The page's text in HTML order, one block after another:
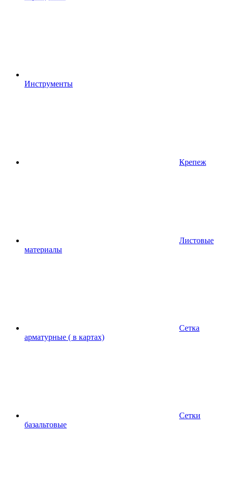
Инструменты
Крепеж
Листовые
материалы
Сетка
арматурные ( в картах)
Сетки
базальтовые